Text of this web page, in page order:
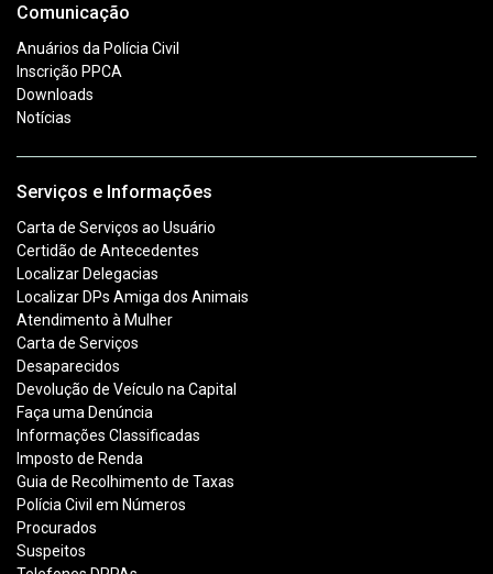
Comunicação
Anuários da Polícia Civil
Inscrição PPCA
Downloads
Notícias
Serviços e Informações
Carta de Serviços ao Usuário
Certidão de Antecedentes
Localizar Delegacias
Localizar DPs Amiga dos Animais
Atendimento à Mulher
Carta de Serviços
Desaparecidos
Devolução de Veículo na Capital
Faça uma Denúncia
Informações Classificadas
Imposto de Renda
Guia de Recolhimento de Taxas
Polícia Civil em Números
Procurados
Suspeitos